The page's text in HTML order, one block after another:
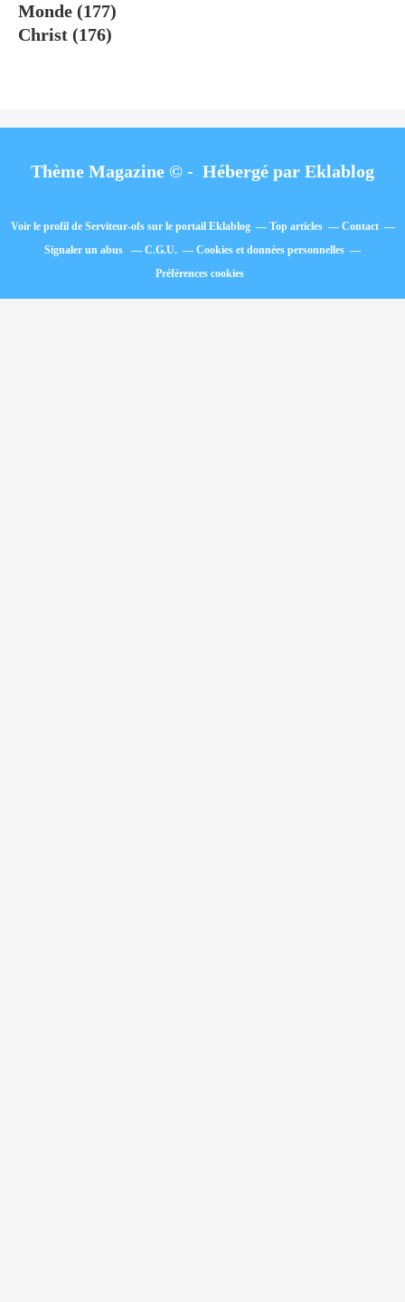
Monde (177)
Christ (176)
Thème Magazine © - Hébergé par Eklablog
Voir le profil de Serviteur-ofssur le portail Eklablog Top articles
Contact
Signaler un abus
C.G.U.
Cookies et données personnelles
Préférences cookies